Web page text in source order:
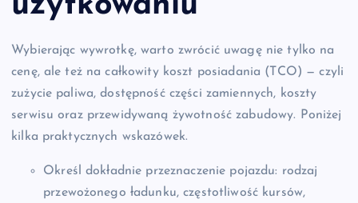
Wybierając wywrotkę, warto zwrócić uwagę nie tylko na
cenę, ale też na całkowity koszt posiadania (TCO) — czyli
zużycie paliwa, dostępność części zamiennych, koszty
serwisu oraz przewidywaną żywotność zabudowy. Poniżej
kilka praktycznych wskazówek.
Określ dokładnie przeznaczenie pojazdu: rodzaj
przewożonego ładunku, częstotliwość kursów,